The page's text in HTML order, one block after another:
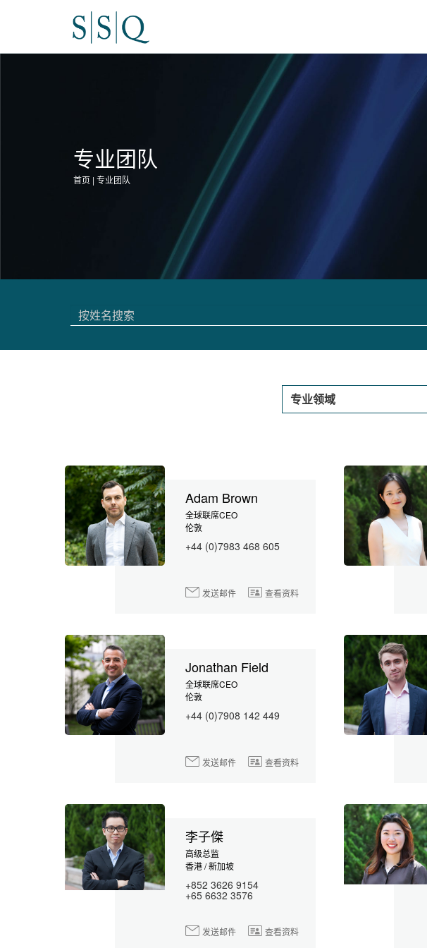
专业团队
首页 | 专业团队
Adam Brown
全球联席CEO
伦敦
+44 (0)7983 468 605
发送邮件 查看资料
Jonathan Field
全球联席CEO
伦敦
+44 (0)7908 142 449
发送邮件 查看资料
李子傑
高级总监
香港 / 新加坡
+852 3626 9154
+65 6632 3576
发送邮件 查看资料